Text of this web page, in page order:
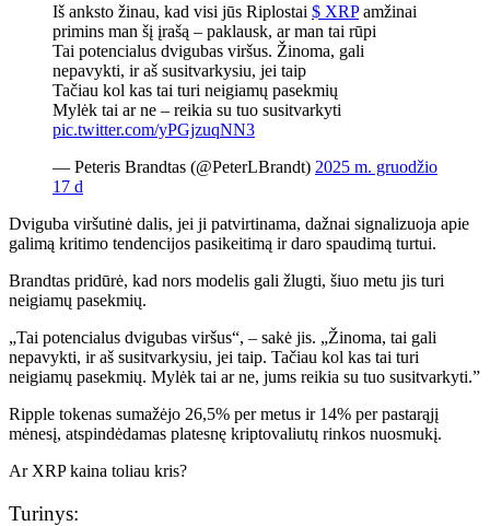
Iš anksto žinau, kad visi jūs Riplostai $ XRPamžinai
primins man šį įrašą – paklausk, ar man tai rūpi
Tai potencialus dvigubas viršus. Žinoma, gali
nepavykti, ir aš susitvarkysiu, jei taip
Tačiau kol kas tai turi neigiamų pasekmių
Mylėk tai ar ne – reikia su tuo susitvarkyti
pic.twitter.com/yPGjzuqNN3
— Peteris Brandtas (@PeterLBrandt) 2025 m. gruodžio
17 d
Dviguba viršutinė dalis, jei ji patvirtinama, dažnai signalizuoja apie
galimą kritimo tendencijos pasikeitimą ir daro spaudimą turtui.
Brandtas pridūrė, kad nors modelis gali žlugti, šiuo metu jis turi
neigiamų pasekmių.
„Tai potencialus dvigubas viršus“, – sakė jis. „Žinoma, tai gali
nepavykti, ir aš susitvarkysiu, jei taip. Tačiau kol kas tai turi
neigiamų pasekmių. Mylėk tai ar ne, jums reikia su tuo susitvarkyti.”
Ripple tokenas sumažėjo 26,5% per metus ir 14% per pastarąjį
mėnesį, atspindėdamas platesnę kriptovaliutų rinkos nuosmukį.
Ar XRP kaina toliau kris?
Turinys: